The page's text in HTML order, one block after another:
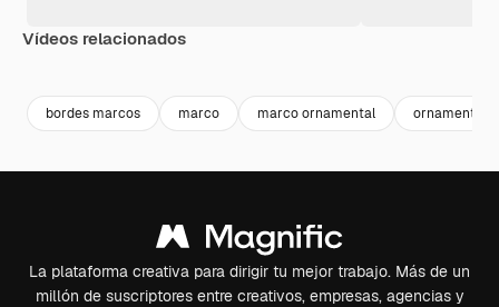
Vídeos relacionados
bordes marcos marco marco ornamental ornamentos
La plataforma creativa para dirigir tu mejor trabajo. Más de un
millón de suscriptores entre creativos, empresas, agencias y